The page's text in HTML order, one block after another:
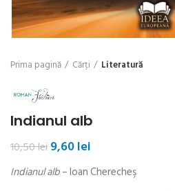
Prima pagină Cărți Literatură
Indianul alb
10,50leiPrețul
a
9,60lei
este:
Indianul alb– Ioan Cherecheş